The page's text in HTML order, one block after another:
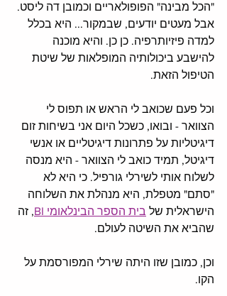
"הכל מבינה" הפופולאריים וכמובן דה ליסט.
אבל מעטים יודעים, שבמקור... היא בכלל
למדה פיזיותרפיה. כן כן. והיא מוכנה
להישבע ביכולותיה המופלאות של שיטת
הטיפול הזאת.
וכל פעם שכואב לי הראש או תפוס לי
הצוואר - ובואו, כשכל היום אני בשיחות זום
דיגיטליות על פתרונות דיגיטליים או אנשי
דיגיטל, תמיד כואב לי הצוואר - היא מנסה
לשלוח אותי לשירלי גורפיל. כי היא לא
"סתם" מטפלת, היא מנהלת את השלוחה
הישראלית של בית הספר הבינלאומי BI
, זה
שהביא את השיטה לעולם.
וכן, כמובן שזו היתה שירלי המפורסמת על
הקו.